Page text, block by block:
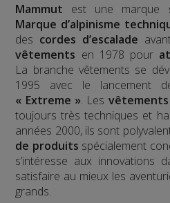
Mammut est une marque
Marque d’alpinisme
des cordes d’escalade
vêtements en 1978 pour
La branche vêtements se
1995 avec le lancement
« Extreme ». Les
toujours très techniques et
années 2000, ils sont
de produits spécialement
s’intéresse aux innovations
satisfaire au mieux les
grands.